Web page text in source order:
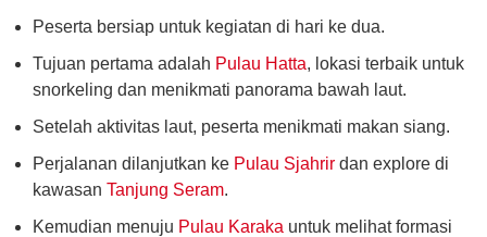
Peserta bersiap untuk kegiatan di hari ke dua.
Tujuan pertama adalah Pulau Hatta, lokasi terbaik untuk
snorkeling dan menikmati panorama bawah laut.
Setelah aktivitas laut, peserta menikmati makan siang.
Perjalanan dilanjutkan ke Pulau Sjahrir dan explore di
kawasan Tanjung Seram.
Kemudian menuju Pulau Karaka untuk melihat formasi